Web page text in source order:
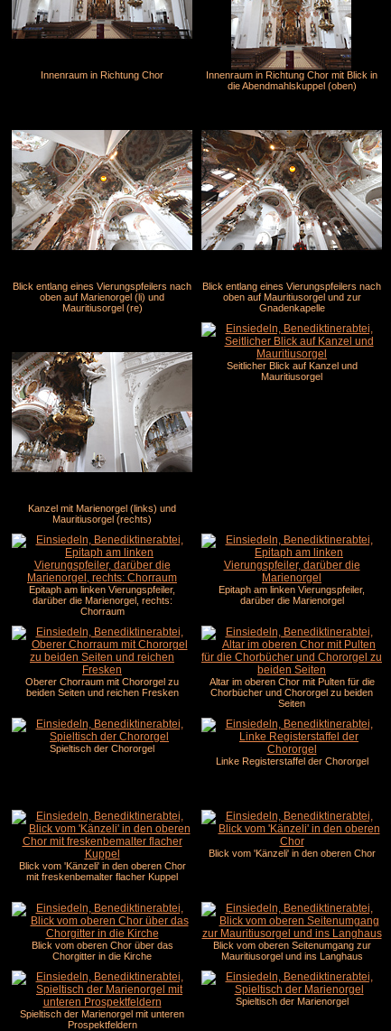
Innenraum in Richtung Chor
Innenraum in Richtung Chor mit Blick in
die Abendmahlskuppel (oben)
Blick entlang eines Vierungspfeilers nach
oben auf Marienorgel (li) und
Mauritiusorgel (re)
Blick entlang eines Vierungspfeilers nach
oben auf Mauritiusorgel und zur
Gnadenkapelle
Kanzel mit Marienorgel (links) und
Mauritiusorgel (rechts)
Seitlicher Blick auf Kanzel und
Mauritiusorgel
Epitaph am linken Vierungspfeiler,
darüber die Marienorgel, rechts:
Chorraum
Epitaph am linken Vierungspfeiler,
darüber die Marienorgel
Oberer Chorraum mit Chororgel zu
beiden Seiten und reichen Fresken
Altar im oberen Chor mit Pulten für die
Chorbücher und Chororgel zu beiden
Seiten
Spieltisch der Chororgel
Linke Registerstaffel der Chororgel
Blick vom 'Känzeli' in den oberen Chor
mit freskenbemalter flacher Kuppel
Blick vom 'Känzeli' in den oberen Chor
Blick vom oberen Chor über das
Chorgitter in die Kirche
Blick vom oberen Seitenumgang zur
Mauritiusorgel und ins Langhaus
Spieltisch der Marienorgel mit unteren
Prospektfeldern
Spieltisch der Marienorgel